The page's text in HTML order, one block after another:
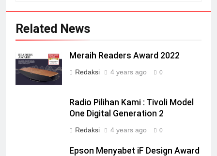
Related News
Meraih Readers Award 2022
Redaksi 4 years ago 0
Radio Pilihan Kami : Tivoli Model
One Digital Generation 2
Redaksi 4 years ago 0
Epson Menyabet iF Design Award